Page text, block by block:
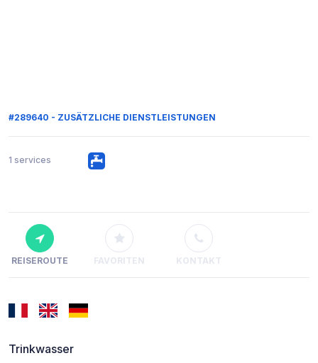
#289640 - ZUSÄTZLICHE DIENSTLEISTUNGEN
1 services
REISEROUTE FAVORITEN KONTAKT
Trinkwasser